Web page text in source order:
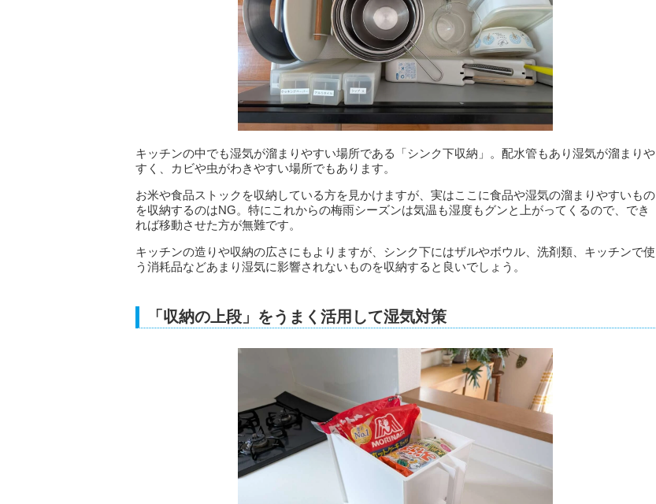
キッチンの中でも湿気が溜まりやすい場所である「シンク下収納」。配水管もあり湿気が溜まりや
すく、カビや虫がわきやすい場所でもあります。
お米や食品ストックを収納している方を見かけますが、実はここに食品や湿気の溜まりやすいもの
を収納するのはNG。特にこれからの梅雨シーズンは気温も湿度もグンと上がってくるので、でき
れば移動させた方が無難です。
キッチンの造りや収納の広さにもよりますが、シンク下にはザルやボウル、洗剤類、キッチンで使
う消耗品などあまり湿気に影響されないものを収納すると良いでしょう。
「収納の上段」をうまく活用して湿気対策